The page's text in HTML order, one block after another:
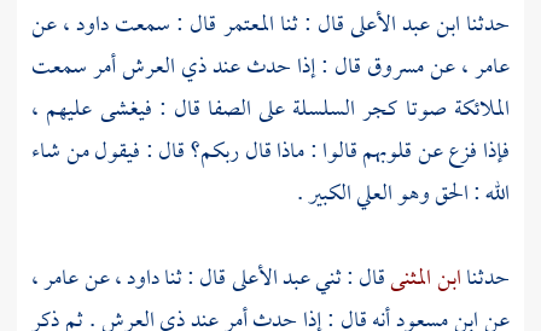
حدثناابن عبد الأعلىقال : ثناالمعتمرقال : سمعتداود ،عن
عامر ،عن مسروق قال : إذا حدث عند ذي العرش أمر سمعت
الملائكة صوتا كجر السلسلة على الصفا قال : فيغشى عليهم ،
فإذا فزع عن قلوبهم قالوا : ماذا قال ربكم؟ قال : فيقول من شاء
الله : الحق وهو العلي الكبير .
حدثناابن المثنىقال : ثنيعبد الأعلىقال : ثناداود ،عنعامر ،
عنابن مسعودأنه قال : إذا حدث أمر عند ذي العرش . ثم ذكر